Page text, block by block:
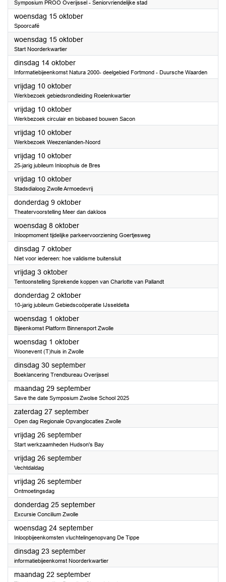
Symposium PROO Overijssel - Seniorvriendelijke stad
woensdag 15 oktober2025
Spoorcafé
woensdag 15 oktober2025
Start Noorderkwartier
dinsdag 14 oktober2025
Informatiebijeenkomst Natura 2000- deelgebied Fortmond - Duursche Waarden
vrijdag 10 oktober2025
Werkbezoek gebiedsrondleiding Roelenkwartier
vrijdag 10 oktober2025
Werkbezoek circulair en biobased bouwen Sacon
vrijdag 10 oktober2025
Werkbezoek Weezenlanden-Noord
vrijdag 10 oktober2025
25-jarig jubileum Inloophuis de Bres
vrijdag 10 oktober2025
Stadsdialoog Zwolle Armoedevrij
donderdag 9 oktober2025
Theatervoorstelling Meer dan dakloos
woensdag 8 oktober2025
Inloopmoment tijdelijke parkeervoorziening Goertjesweg
dinsdag 7 oktober2025
Niet voor iedereen: hoe validisme buitensluit
vrijdag 3 oktober2025
Tentoonstelling Sprekende koppen van Charlotte van Pallandt
donderdag 2 oktober2025
10-jarig jubileum Gebiedscoöperatie IJsseldelta
woensdag 1 oktober2025
Bijeenkomst Platform Binnensport Zwolle
woensdag 1 oktober2025
Woonevent (T)huis in Zwolle
dinsdag 30 september2025
Boeklancering Trendbureau Overijssel
maandag 29 september2025
Save the date Symposium Zwolse School 2025
zaterdag 27 september2025
Open dag Regionale Opvanglocaties Zwolle
vrijdag 26 september2025
Start werkzaamheden Hudson's Bay
vrijdag 26 september2025
Vechtdaldag
vrijdag 26 september2025
Ontmoetingsdag
donderdag 25 september2025
Excursie Concilium Zwolle
woensdag 24 september2025
Inloopbijeenkomsten vluchtelingenopvang De Tippe
dinsdag 23 september2025
informatiebijeenkomst Noorderkwartier
maandag 22 september2025